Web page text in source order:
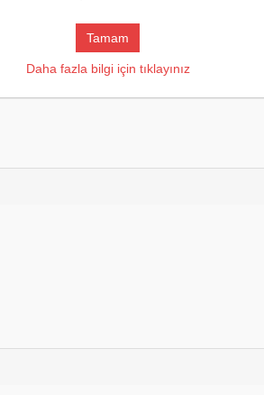
Tamam
Daha fazla bilgi için tıklayınız